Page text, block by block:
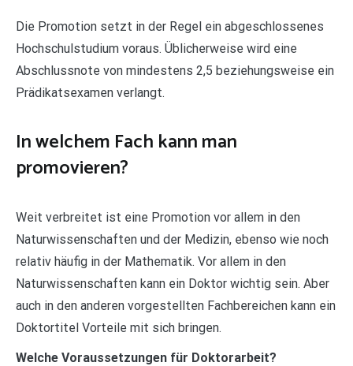
Die Promotion setzt in der Regel ein abgeschlossenes
Hochschulstudium voraus. Üblicherweise wird eine
Abschlussnote von mindestens 2,5 beziehungsweise ein
Prädikatsexamen verlangt.
In welchem Fach kann man
promovieren?
Weit verbreitet ist eine Promotion vor allem in den
Naturwissenschaften und der Medizin, ebenso wie noch
relativ häufig in der Mathematik. Vor allem in den
Naturwissenschaften kann ein Doktor wichtig sein. Aber
auch in den anderen vorgestellten Fachbereichen kann ein
Doktortitel Vorteile mit sich bringen.
Welche Voraussetzungen für Doktorarbeit?